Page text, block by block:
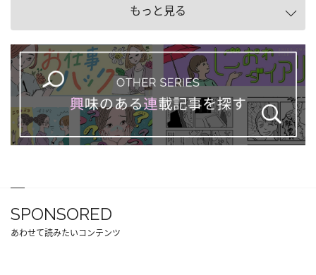
もっと見る
SPONSORED
あわせて読みたいコンテンツ